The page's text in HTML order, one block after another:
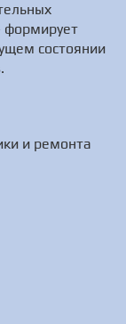
формирует
состоянии
и ремонта